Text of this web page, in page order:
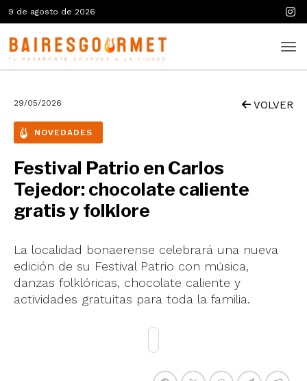
9 de agosto de 2026
29/05/2026 VOLVER
NOVEDADES
Festival Patrio en Carlos
Tejedor: chocolate caliente
gratis y folklore
La localidad bonaerense celebrará una nueva
edición de su Festival Patrio con música,
danzas folklóricas, chocolate caliente y
actividades gratuitas para toda la familia.